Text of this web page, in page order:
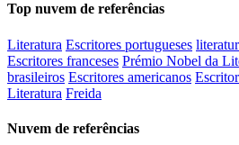
Top nuvem de referências
Literatura Escritores portugueses
Escritores franceses Prémio Nobel da
brasileiros Escritores americanos
Literatura Freida
Nuvem de referências